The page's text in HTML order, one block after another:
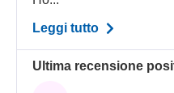
Leggi tutto
Ultima recensione